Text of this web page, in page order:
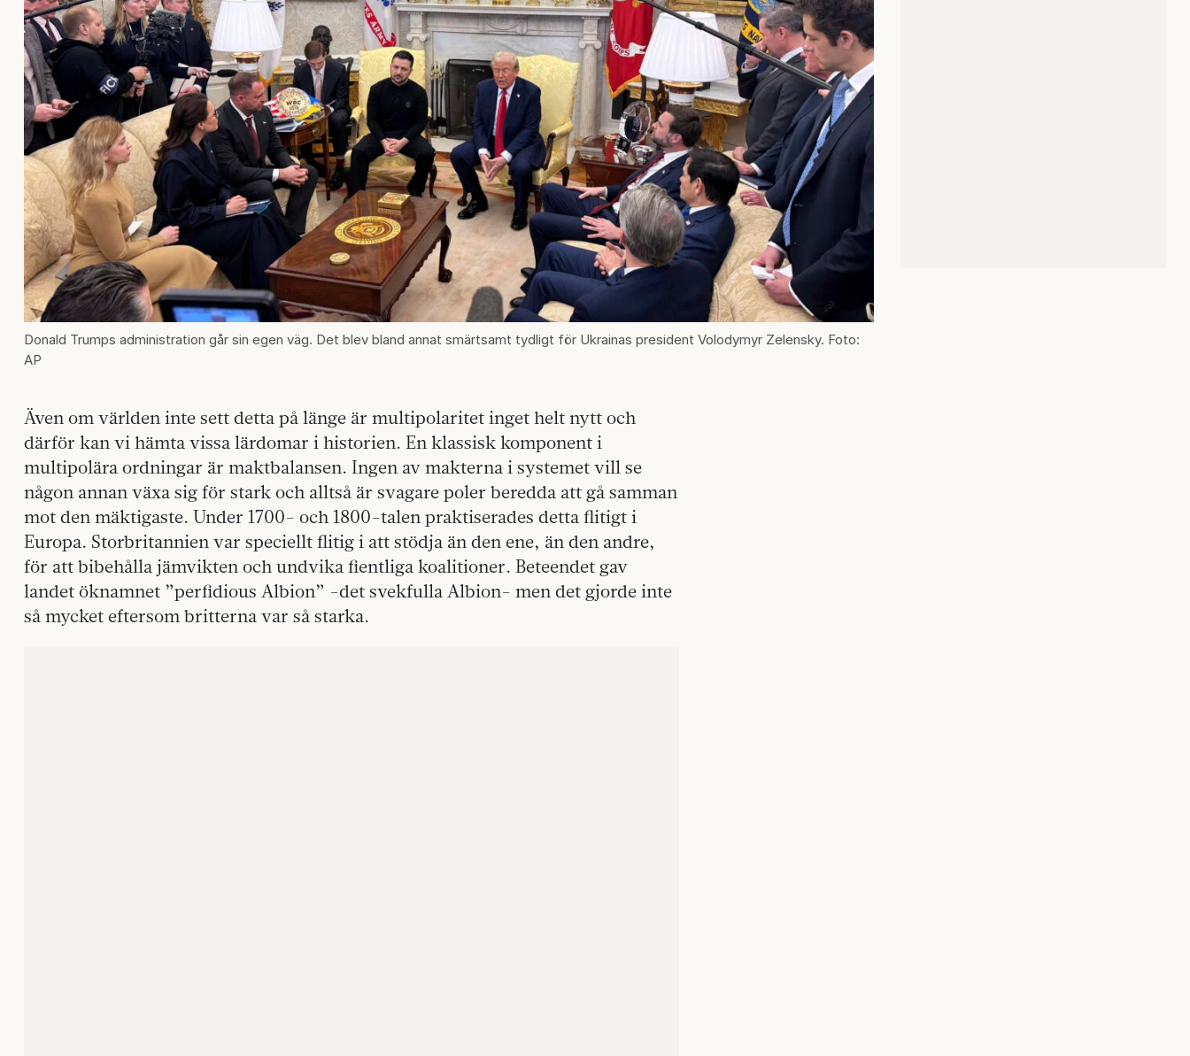
Donald Trumps administration går sin egen väg. Det blev bland annat smärtsamt tydligt för Ukrainas president Volodymyr Zelensky. Foto:
AP
Även om världen inte sett detta på länge är multipolaritet inget helt nytt och
därför kan vi hämta vissa lärdomar i historien. En klassisk komponent i
multipolära ordningar är maktbalansen. Ingen av makterna i systemet vill se
någon annan växa sig för stark och alltså är svagare poler beredda att gå samman
mot den mäktigaste. Under 1700- och 1800-talen praktiserades detta flitigt i
Europa. Storbritannien var speciellt flitig i att stödja än den ene, än den andre,
för att bibehålla jämvikten och undvika fientliga koalitioner. Beteendet gav
landet öknamnet ”perfidious Albion” -det svekfulla Albion- men det gjorde inte
så mycket eftersom britterna var så starka.